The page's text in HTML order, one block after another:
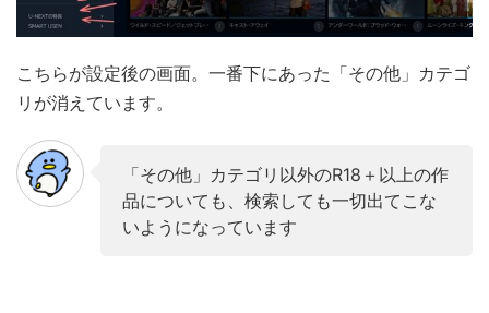
こちらが設定後の画面。一番下にあった「その他」カテゴ
リが消えています。
「その他」カテゴリ以外のR18＋以上の作
品についても、検索しても一切出てこな
いようになっています